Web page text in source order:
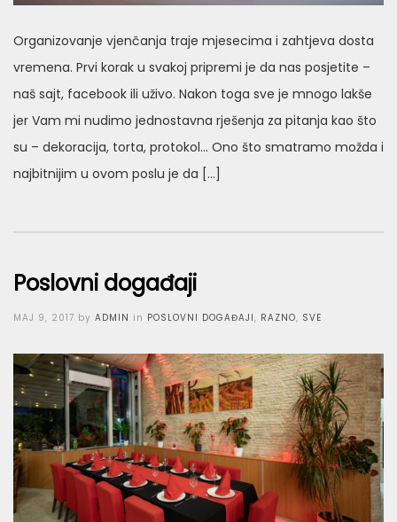
Organizovanje vjenčanja traje mjesecima i zahtjeva dosta
vremena. Prvi korak u svakoj pripremi je da nas posjetite –
naš sajt, facebook ili uživo. Nakon toga sve je mnogo lakše
jer Vam mi nudimo jednostavna rješenja za pitanja kao što
su – dekoracija, torta, protokol… Ono što smatramo možda i
najbitnijim u ovom poslu je da […]
Poslovni događaji
Posted
MAJ 9, 2017 by ADMIN in POSLOVNI DOGAĐAJI, RAZNO, SVE